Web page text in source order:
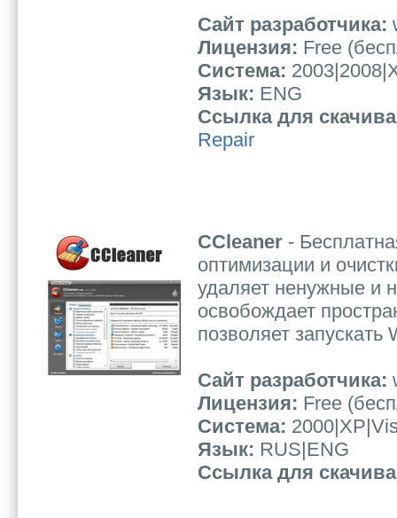
Сайт разработчика:
Лицензия: Free
Система:
Язык: ENG
Ссылка для
Repair
CCleaner -
оптимизации и
удаляет ненужные и
освобождает
позволяет
Сайт разработчика:
Лицензия: Free
Система:
Язык: RUS|ENG
Ссылка для